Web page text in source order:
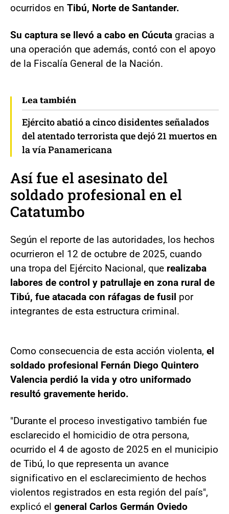
ocurridos en Tibú, Norte de Santander.
Su captura se llevó a cabo en Cúcuta gracias a
una operación que además, contó con el apoyo
de la Fiscalía General de la Nación.
Lea también
Ejército abatió a cinco disidentes señalados
del atentado terrorista que dejó 21 muertos en
la vía Panamericana
Así fue el asesinato del
soldado profesional en el
Catatumbo
Según el reporte de las autoridades, los hechos
ocurrieron el 12 de octubre de 2025, cuando
una tropa del Ejército Nacional, que realizaba
labores de control y patrullaje en zona rural de
Tibú, fue atacada con ráfagas de fusil por
integrantes de esta estructura criminal.
Como consecuencia de esta acción violenta, el
soldado profesional Fernán Diego Quintero
Valencia perdió la vida y otro uniformado
resultó gravemente herido.
"Durante el proceso investigativo también fue
esclarecido el homicidio de otra persona,
ocurrido el 4 de agosto de 2025 en el municipio
de Tibú, lo que representa un avance
significativo en el esclarecimiento de hechos
violentos registrados en esta región del país",
explicó el general Carlos Germán Oviedo